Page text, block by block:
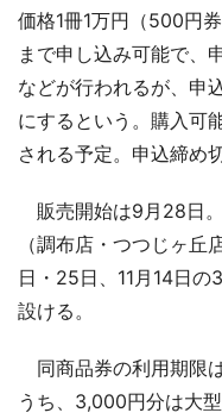
価格1冊1万円（500円
まで申し込み可能で、
などが行われるが、申
にするという。購入可
される予定。申込締め
販売開始は9月28日
（調布店・つつじヶ
日・25日、11月14日
設ける。
同商品券の利用期限
うち、3,000円分は大